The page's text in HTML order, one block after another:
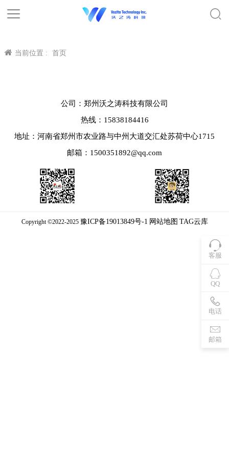
当前位置 : 首页
客服
QQ
电话
邮箱
公司：郑州沃之涛科技有限公司
热线：15838184416
地址：河南省郑州市农业路与中州大道交汇处苏荷中心1715
邮箱：1500351892@qq.com
Copyright ©2022-2025 豫ICP备19013849号-1 网站地图 TAG云库